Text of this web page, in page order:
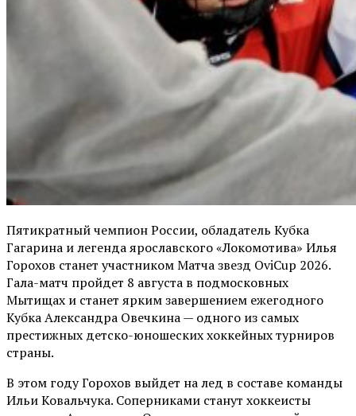
Пятикратный чемпион России, обладатель Кубка
Гагарина и легенда ярославского «Локомотива» Илья
Горохов станет участником Матча звезд OviCup 2026.
Гала-матч пройдет 8 августа в подмосковных
Мытищах и станет ярким завершением ежегодного
Кубка Александра Овечкина — одного из самых
престижных детско-юношеских хоккейных турниров
страны.
В этом году Горохов выйдет на лед в составе команды
Ильи Ковальчука. Соперниками станут хоккеисты